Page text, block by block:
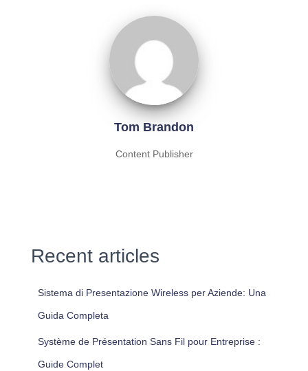
Tom Brandon
Content Publisher
Recent articles
Sistema di Presentazione Wireless per Aziende: Una
Guida Completa
Système de Présentation Sans Fil pour Entreprise :
Guide Complet